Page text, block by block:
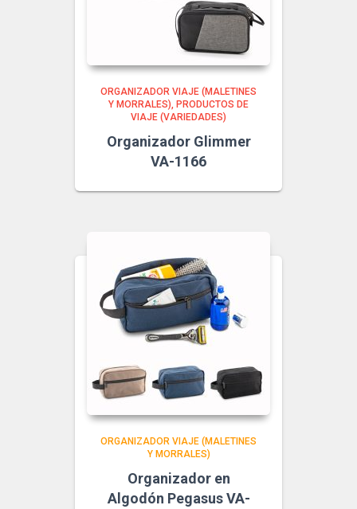
ORGANIZADOR VIAJE (MALETINES
Y MORRALES)
PRODUCTOS DE
VIAJE (VARIEDADES)
Organizador Glimmer
VA-1166
ORGANIZADOR VIAJE (MALETINES
Y MORRALES)
Organizador en
Algodón Pegasus VA-